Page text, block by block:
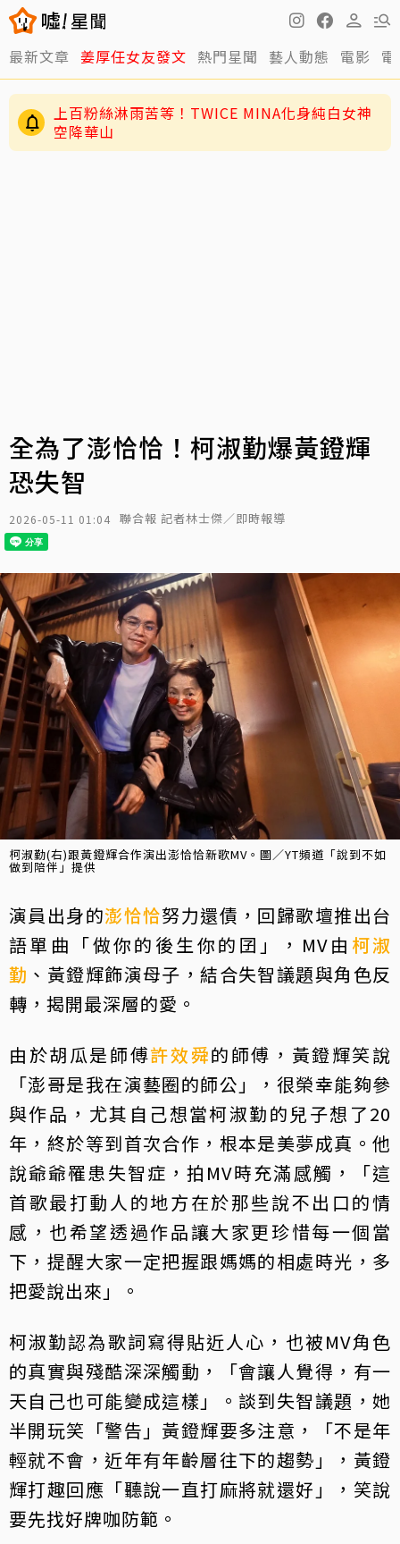
最新文章 姜厚任女友發文 熱門星聞 藝人動態 電影
上百粉絲淋雨苦等！TWICE MINA化身純白女神
空降華山
全為了澎恰恰！柯淑勤爆黃鐙輝
恐失智
2026-05-11 01:04 聯合報 記者林士傑／即時報導
柯淑勤(右)跟黃鐙輝合作演出澎恰恰新歌MV。圖／YT頻道「說到不如
做到陪伴」提供
演員出身的澎恰恰努力還債，回歸歌壇推出台
語單曲「做你的後生你的囝」，MV由 柯淑
勤 、黃鐙輝飾演母子，結合失智議題與角色反
轉，揭開最深層的愛。
由於胡瓜是師傅許效舜的師傅，黃鐙輝笑說
「澎哥是我在演藝圈的師公」，很榮幸能夠參
與作品，尤其自己想當柯淑勤的兒子想了20
年，終於等到首次合作，根本是美夢成真。他
說爺爺罹患失智症，拍MV時充滿感觸，「這
首歌最打動人的地方在於那些說不出口的情
感，也希望透過作品讓大家更珍惜每一個當
下，提醒大家一定把握跟媽媽的相處時光，多
把愛說出來」。
柯淑勤認為歌詞寫得貼近人心，也被MV角色
的真實與殘酷深深觸動，「會讓人覺得，有一
天自己也可能變成這樣」。談到失智議題，她
半開玩笑「警告」黃鐙輝要多注意，「不是年
輕就不會，近年有年齡層往下的趨勢」，黃鐙
輝打趣回應「聽說一直打麻將就還好」，笑說
要先找好牌咖防範。